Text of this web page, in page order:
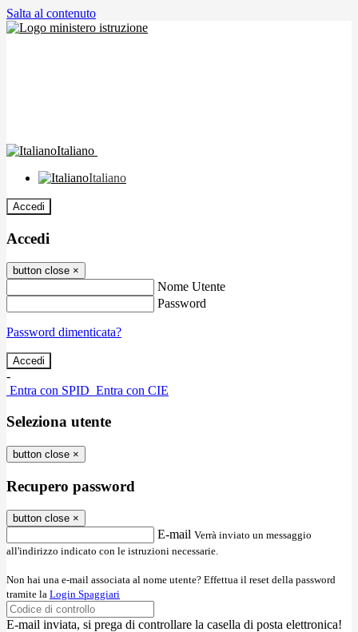
Salta al contenuto
Italiano
Italiano
Accedi
Accedi
button close ×
Nome Utente
Password
Password dimenticata?
-
Entra con SPID Entra con CIE
Seleziona utente
button close ×
Recupero password
button close ×
E-mail Verrà inviato un messaggio
all'indirizzo indicato con le istruzioni necessarie.
Non hai una e-mail associata al nome utente? Effettua il reset della password
tramite la Login Spaggiari
E-mail inviata, si prega di controllare la casella di posta elettronica!